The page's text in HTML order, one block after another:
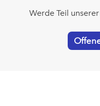
Werde Teil